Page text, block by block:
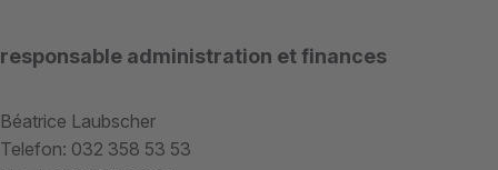
responsable administration et finances
Béatrice Laubscher
Telefon: 032 358 53 53